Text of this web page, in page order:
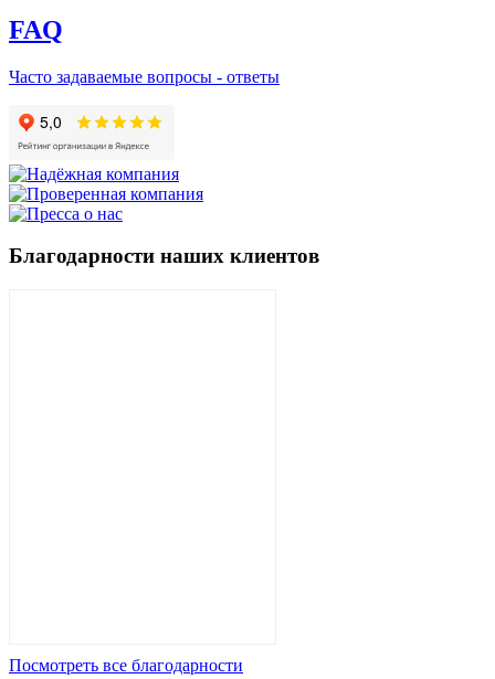
FAQ
Часто задаваемые вопросы - ответы
Благодарности наших клиентов
Посмотреть все благодарности